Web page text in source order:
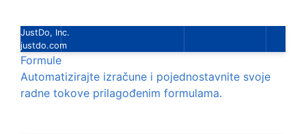
JustDo, Inc.
justdo.com
Formule
Automatizirajte izračune i pojednostavnite svoje
radne tokove prilagođenim formulama.